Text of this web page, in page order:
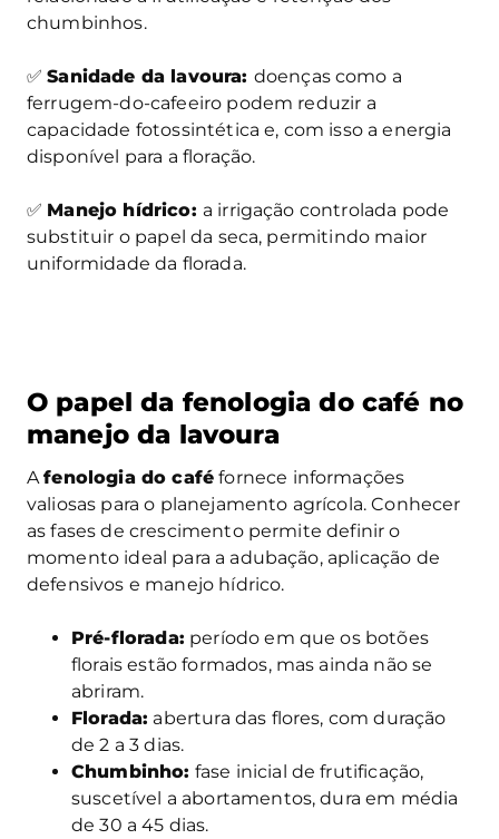
chumbinhos.
✅Sanidade da lavoura: doenças como a
ferrugem-do-cafeeiro podem reduzir a
capacidade fotossintética e, com isso a energia
disponível para a floração.
✅ Manejo hídrico: a irrigação controlada pode
substituir o papel da seca, permitindo maior
uniformidade da florada.
O papel da fenologia do café no
manejo da lavoura
Afenologia do café fornece informações
valiosas para o planejamento agrícola. Conhecer
as fases de crescimento permite definir o
momento ideal para a adubação, aplicação de
defensivos e manejo hídrico.
Pré-florada: período em que os botões
florais estão formados, mas ainda não se
abriram.
Florada: abertura das flores, com duração
de 2 a 3 dias.
Chumbinho: fase inicial de frutificação,
suscetível a abortamentos, dura em média
de 30 a 45 dias.